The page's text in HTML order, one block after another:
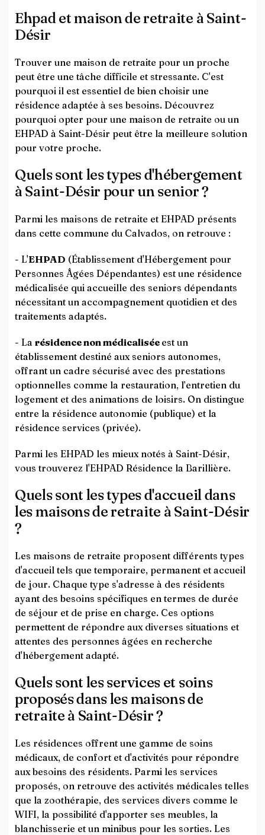
Ehpad et maison de retraite à Saint-
Désir
Trouver une maison de retraite pour un proche
peut être une tâche difficile et stressante. C'est
pourquoi il est essentiel de bien choisir une
résidence adaptée à ses besoins. Découvrez
pourquoi opter pour une maison de retraite ou un
EHPAD à Saint-Désir peut être la meilleure solution
pour votre proche.
Quels sont les types d'hébergement
à Saint-Désir pour un senior ?
Parmi les maisons de retraite et EHPAD présents
dans cette commune du Calvados, on retrouve :
- L'EHPAD (Établissement d'Hébergement pour
Personnes Âgées Dépendantes) est une résidence
médicalisée qui accueille des seniors dépendants
nécessitant un accompagnement quotidien et des
traitements adaptés.
- La résidence non médicalisée est un
établissement destiné aux seniors autonomes,
offrant un cadre sécurisé avec des prestations
optionnelles comme la restauration, l’entretien du
logement et des animations de loisirs. On distingue
entre la résidence autonomie (publique) et la
résidence services (privée).
Parmi les EHPAD les mieux notés à Saint-Désir,
vous trouverez l'EHPAD Résidence la Barillière.
Quels sont les types d'accueil dans
les maisons de retraite à Saint-Désir
?
Les maisons de retraite proposent différents types
d'accueil tels que temporaire, permanent et accueil
de jour. Chaque type s'adresse à des résidents
ayant des besoins spécifiques en termes de durée
de séjour et de prise en charge. Ces options
permettent de répondre aux diverses situations et
attentes des personnes âgées en recherche
d'hébergement adapté.
Quels sont les services et soins
proposés dans les maisons de
retraite à Saint-Désir ?
Les résidences offrent une gamme de soins
médicaux, de confort et d'activités pour répondre
aux besoins des résidents. Parmi les services
proposés, on retrouve des activités médicales telles
que la zoothérapie, des services divers comme le
WIFI, la possibilité d'apporter ses meubles, la
blanchisserie et un minibus pour les sorties. Les